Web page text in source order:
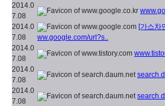
2014.0
7.08
2014.0
7.08
[가스차
ww.google.com/url?s..
2014.0
7.08
2014.0
7.08
2014.0
7.08